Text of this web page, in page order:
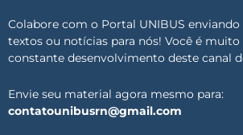
Colabore com o Portal UNIBUS enviando
textos ou notícias para nós! Você é
constante desenvolvimento deste canal
Envie seu material agora mesmo para:
contatounibusrn@gmail.com